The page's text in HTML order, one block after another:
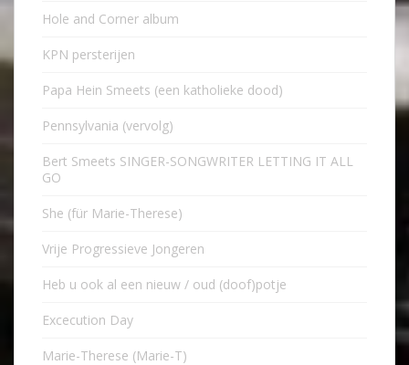
Hole and Corner album
KPN persterijen
Papa Hein Smeets (een katholieke dood)
Pennsylvania (vervolg)
Bert Smeets SINGER-SONGWRITER LETTING IT ALL
GO
She (für Marie-Therese)
Vrije Progressieve Jongeren
Heb u ook al een nieuw / oud (doof)potje
Excecution Day
Marie-Therese (Marie-T)